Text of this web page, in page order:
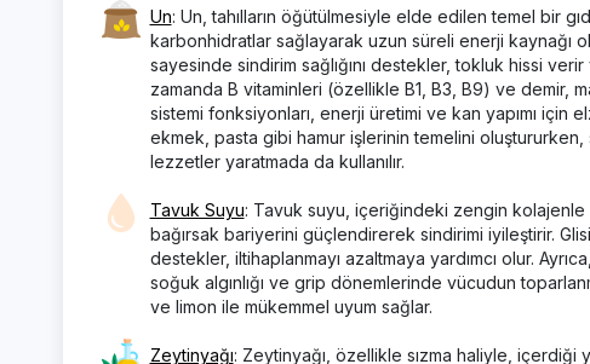
Un: Un, tahılların öğütülmesiyle elde edilen temel bir
karbonhidratlar sağlayarak uzun süreli enerji kaynağı
sayesinde sindirim sağlığını destekler, tokluk hissi
zamanda B vitaminleri (özellikle B1, B3, B9) ve demir,
sistemi fonksiyonları, enerji üretimi ve kan yapımı
ekmek, pasta gibi hamur işlerinin temelini oluştururken,
lezzetler yaratmada da kullanılır.
Tavuk Suyu: Tavuk suyu, içeriğindeki zengin kolajenle
bağırsak bariyerini güçlendirerek sindirimi iyileştirir.
destekler, iltihaplanmayı azaltmaya yardımcı olur.
soğuk algınlığı ve grip dönemlerinde vücudun
ve limon ile mükemmel uyum sağlar.
Zeytinyağı: Zeytinyağı, özellikle sızma haliyle,